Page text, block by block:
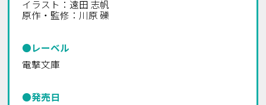
イラスト：遠田 志帆
原作・監修：川原 礫
●レーベル
電撃文庫
●発売日